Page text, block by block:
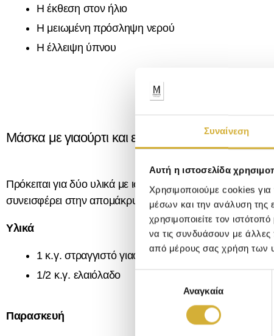
Συναίνεση
Αυτή η ιστοσελίδα
Χρησιμοποιούμε cookies
μέσων και την ανάλυση της
χρησιμοποιείτε τον
να τις συνδυάσουν με
από μέρους σας χρήση των
Αναγκαία
Η έκθεση στον ήλιο
Η μειωμένη πρόσληψη νερού
Η έλλειψη ύπνου
Μάσκα με γιαούρτι και ελαιόλαδο
Πρόκειται για δύο υλικά με ισχυρές συσφικτικές και
συνεισφέρει στην απομάκρυνση των ερεθισμών, ενώ το
Υλικά
1 κ.γ. στραγγιστό γιαούρτι
1/2 κ.γ. ελαιόλαδο
Παρασκευή